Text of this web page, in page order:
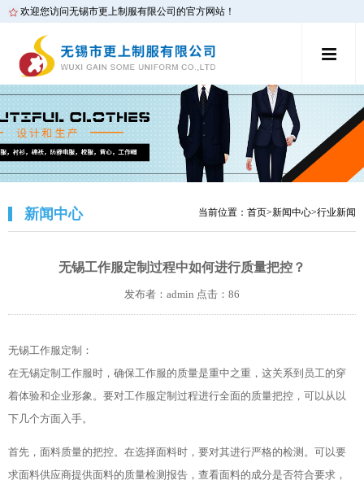
欢迎您访问无锡市更上制服有限公司的官方网站！
新闻中心 当前位置： 首页>新闻中心>行业新闻
无锡工作服定制过程中如何进行质量把控？
发布者：admin 点击：86
无锡工作服定制：
在无锡定制工作服时，确保工作服的质量是重中之重，这关系到员工的穿
着体验和企业形象。要对工作服定制过程进行全面的质量把控，可以从以
下几个方面入手。
首先，面料质量的把控。在选择面料时，要对其进行严格的检测。可以要
求面料供应商提供面料的质量检测报告，查看面料的成分是否符合要求，